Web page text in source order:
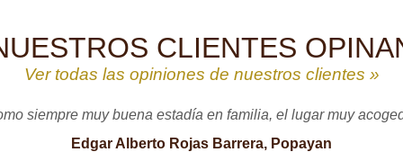
CLIENTES
Ver todas las opiniones de nuestros clientes »
siempre muy buena estadía en familia, el lugar muy
Edgar Alberto Rojas Barrera, Popayan